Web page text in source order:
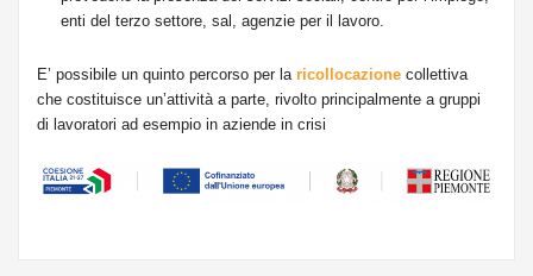
enti del terzo settore, sal, agenzie per il lavoro.
E’ possibile un quinto percorso per la ricollocazione collettiva
che costituisce un’attività a parte, rivolto principalmente a gruppi
di lavoratori ad esempio in aziende in crisi